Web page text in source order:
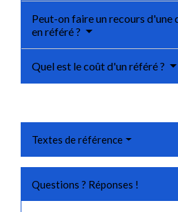
Peut-on faire un recours d'une
en référé ?
Quel est le coût d'un référé ?
Textes de référence
Questions ? Réponses !